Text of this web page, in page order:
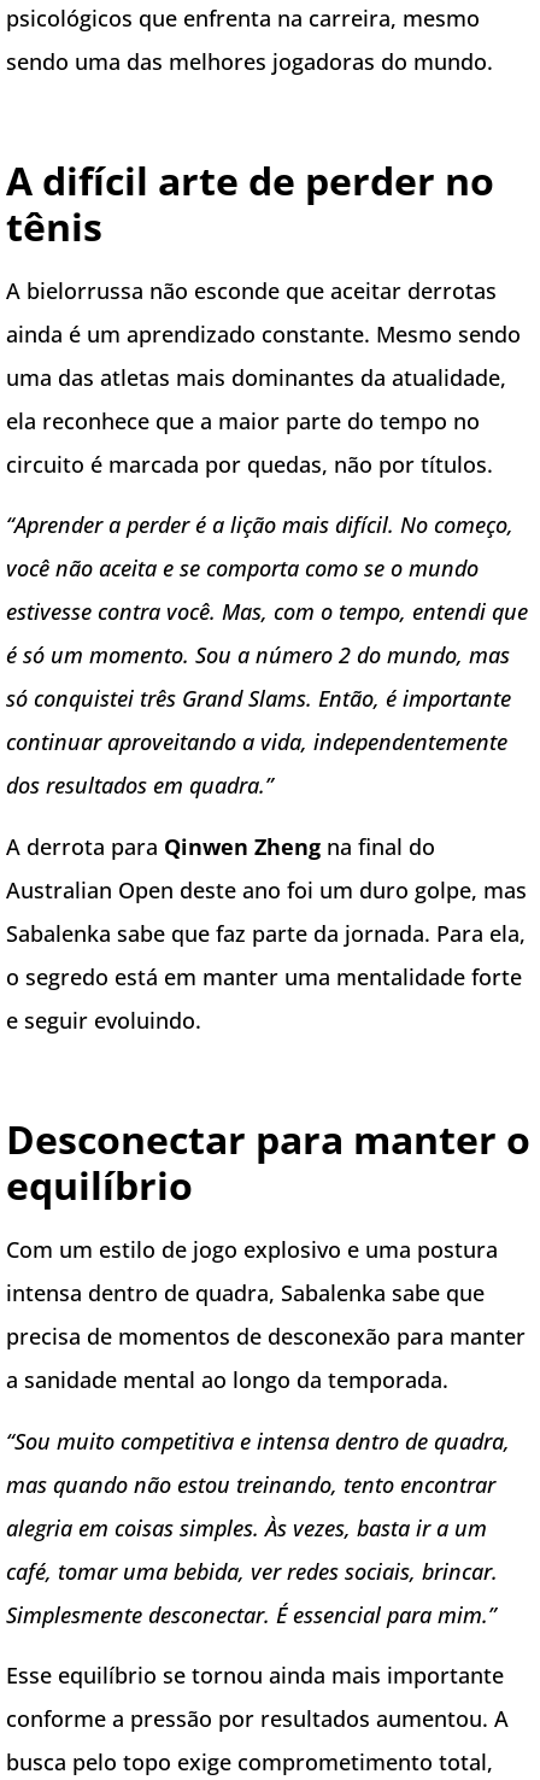
psicológicos que enfrenta na carreira, mesmo
sendo uma das melhores jogadoras do mundo.
A difícil arte de perder no
tênis
A bielorrussa não esconde que aceitar derrotas
ainda é um aprendizado constante. Mesmo sendo
uma das atletas mais dominantes da atualidade,
ela reconhece que a maior parte do tempo no
circuito é marcada por quedas, não por títulos.
“Aprender a perder é a lição mais difícil. No começo,
você não aceita e se comporta como se o mundo
estivesse contra você. Mas, com o tempo, entendi que
é só um momento. Sou a número 2 do mundo, mas
só conquistei três Grand Slams. Então, é importante
continuar aproveitando a vida, independentemente
dos resultados em quadra.”
A derrota para Qinwen Zheng na final do
Australian Open deste ano foi um duro golpe, mas
Sabalenka sabe que faz parte da jornada. Para ela,
o segredo está em manter uma mentalidade forte
e seguir evoluindo.
Desconectar para manter o
equilíbrio
Com um estilo de jogo explosivo e uma postura
intensa dentro de quadra, Sabalenka sabe que
precisa de momentos de desconexão para manter
a sanidade mental ao longo da temporada.
“Sou muito competitiva e intensa dentro de quadra,
mas quando não estou treinando, tento encontrar
alegria em coisas simples. Às vezes, basta ir a um
café, tomar uma bebida, ver redes sociais, brincar.
Simplesmente desconectar. É essencial para mim.”
Esse equilíbrio se tornou ainda mais importante
conforme a pressão por resultados aumentou. A
busca pelo topo exige comprometimento total,